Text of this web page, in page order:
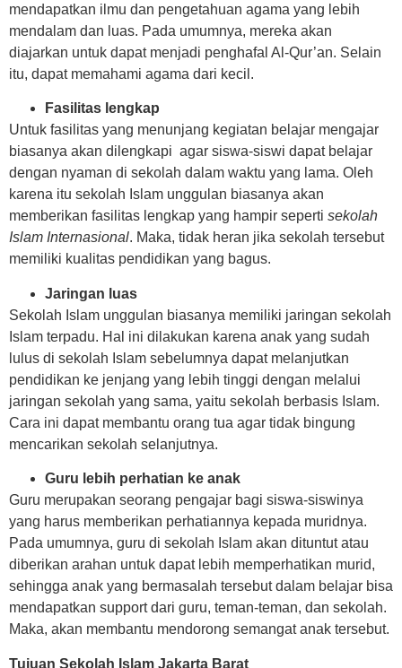
mendapatkan ilmu dan pengetahuan agama yang lebih
mendalam dan luas. Pada umumnya, mereka akan
diajarkan untuk dapat menjadi penghafal Al-Qur’an. Selain
itu, dapat memahami agama dari kecil.
Fasilitas lengkap
Untuk fasilitas yang menunjang kegiatan belajar mengajar
biasanya akan dilengkapi agar siswa-siswi dapat belajar
dengan nyaman di sekolah dalam waktu yang lama. Oleh
karena itu sekolah Islam unggulan biasanya akan
memberikan fasilitas lengkap yang hampir seperti sekolah
Islam Internasional. Maka, tidak heran jika sekolah tersebut
memiliki kualitas pendidikan yang bagus.
Jaringan luas
Sekolah Islam unggulan biasanya memiliki jaringan sekolah
Islam terpadu. Hal ini dilakukan karena anak yang sudah
lulus di sekolah Islam sebelumnya dapat melanjutkan
pendidikan ke jenjang yang lebih tinggi dengan melalui
jaringan sekolah yang sama, yaitu sekolah berbasis Islam.
Cara ini dapat membantu orang tua agar tidak bingung
mencarikan sekolah selanjutnya.
Guru lebih perhatian ke anak
Guru merupakan seorang pengajar bagi siswa-siswinya
yang harus memberikan perhatiannya kepada muridnya.
Pada umumnya, guru di sekolah Islam akan dituntut atau
diberikan arahan untuk dapat lebih memperhatikan murid,
sehingga anak yang bermasalah tersebut dalam belajar bisa
mendapatkan support dari guru, teman-teman, dan sekolah.
Maka, akan membantu mendorong semangat anak tersebut.
Tujuan Sekolah Islam Jakarta Barat